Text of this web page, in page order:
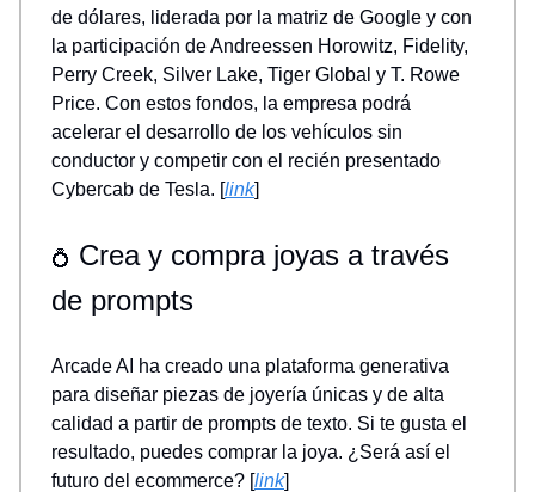
de dólares, liderada por la matriz de Google y con
la participación de Andreessen Horowitz, Fidelity,
Perry Creek, Silver Lake, Tiger Global y T. Rowe
Price. Con estos fondos, la empresa podrá
acelerar el desarrollo de los vehículos sin
conductor y competir con el recién presentado
Cybercab de Tesla. [link]
💍 Crea y compra joyas a través
de prompts
Arcade AI ha creado una plataforma generativa
para diseñar piezas de joyería únicas y de alta
calidad a partir de prompts de texto. Si te gusta el
resultado, puedes comprar la joya. ¿Será así el
futuro del ecommerce? [link]